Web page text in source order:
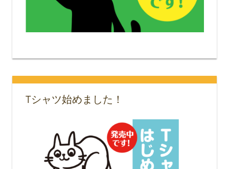
Tシャツ始めました！